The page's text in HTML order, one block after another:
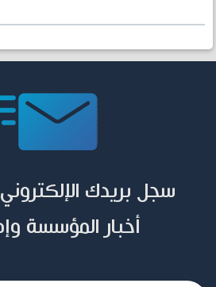
سجل بريدك
أخبار المؤسسة